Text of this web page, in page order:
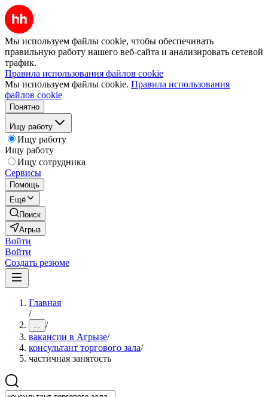
Мы используем файлы cookie, чтобы обеспечивать
правильную работу нашего веб-сайта и анализировать сетевой
трафик.
Правила использования файлов cookie
Мы используем файлы cookie. Правила использования
файлов cookie
Понятно
Ищу работу
Ищу работу
Ищу работу
Ищу сотрудника
Сервисы
Помощь
Ещё
Поиск
Агрыз
Войти
Войти
Создать резюме
Главная
/
... /
вакансии в Агрызе/
консультант торгового зала/
частичная занятость